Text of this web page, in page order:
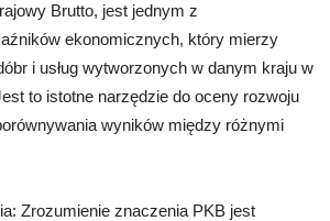
Brutto, jest jednym z
ekonomicznych, który mierzy
i usług wytworzonych w danym kraju w
to istotne narzędzie do oceny rozwoju
wyników między różnymi
Zrozumienie znaczenia PKB jest